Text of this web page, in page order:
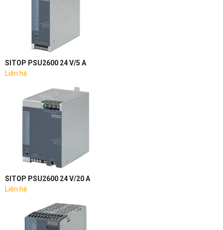
SITOP PSU2600 24 V/5 A
Liên hệ
SITOP PSU2600 24 V/20 A
Liên hệ